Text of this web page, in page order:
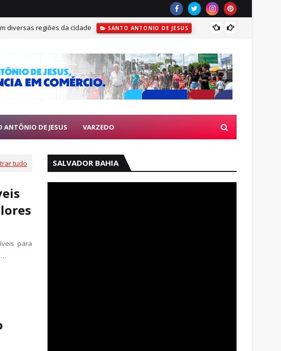
diversas regiões da cidade SANTO ANTONIO DE JESUS
ANTÔNIO DE JESUS VARZEDO
tudo
para
…
SALVADOR BAHIA